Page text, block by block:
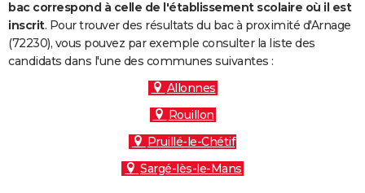
bac correspond à celle de l'établissement scolaire où il est
inscrit. Pour trouver des résultats du bac à proximité d'Arnage
(72230), vous pouvez par exemple consulter la liste des
candidats dans l'une des communes suivantes :
Allonnes
Rouillon
Pruillé-le-Chétif
Sargé-lès-le-Mans